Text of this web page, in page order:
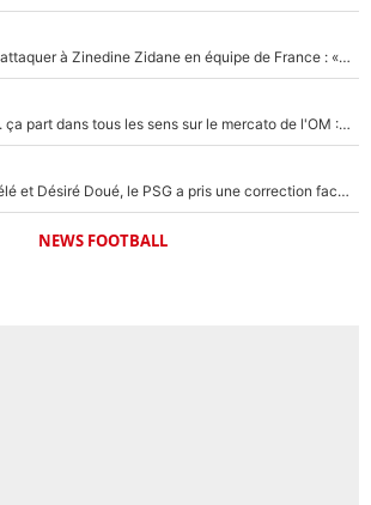
Franck Ribéry a osé s'attaquer à Zinedine Zidane en équipe de France : «Je n'aurais jamais fait ça»
Medina, Rulli, Paixao... ça part dans tous les sens sur le mercato de l'OM : Frank McCourt va enfin récupérer l'argent qu'il attend ?
Sans Ousmane Dembélé et Désiré Doué, le PSG a pris une correction face à Majorque : Luis Enrique attend avec impatience des renforts !
NEWS FOOTBALL